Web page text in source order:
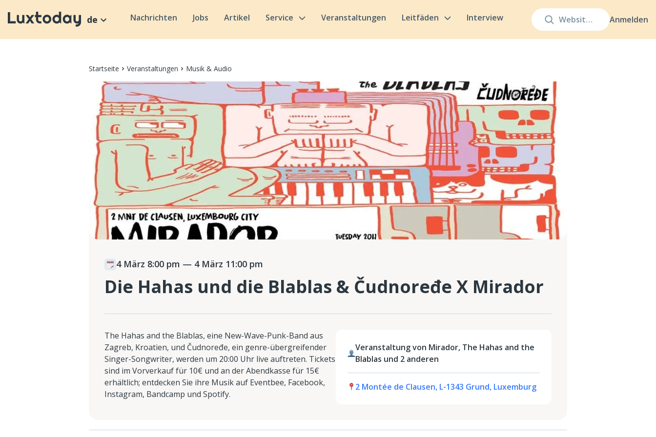
Anmelden
de Nachrichten Jobs Artikel Service Veranstaltungen Leitfäden Interview
Startseite Veranstaltungen Musik & Audio
4 März 8:00 pm — 4 März 11:00 pm
Die Hahas und die Blablas & Čudnoređe X Mirador
The Hahas and the Blablas, eine New-Wave-Punk-Band aus
Zagreb, Kroatien, und Čudnoređe, ein genre-übergreifender
Singer-Songwriter, werden um 20:00 Uhr live auftreten. Tickets
sind im Vorverkauf für 10€ und an der Abendkasse für 15€
erhältlich; entdecken Sie ihre Musik auf Eventbee, Facebook,
Instagram, Bandcamp und Spotify.
Veranstaltung von Mirador, The Hahas and the
Blablas und 2 anderen
2 Montée de Clausen, L-1343 Grund, Luxemburg